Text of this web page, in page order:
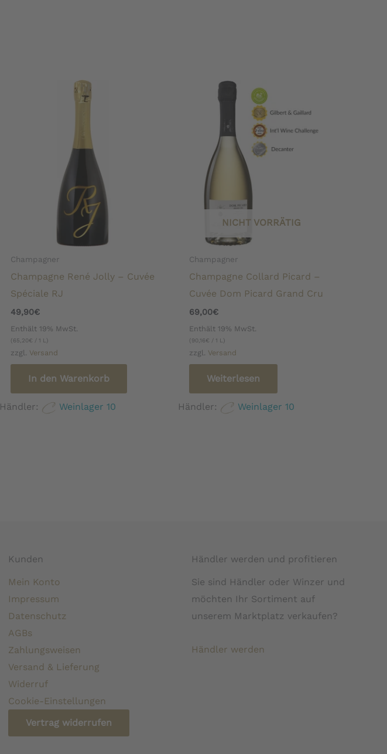
Champagner
Champagne René Jolly – Cuvée
Spéciale RJ
49,90€
Enthält 19% MwSt.
(65,20€ / 1 L)
zzgl. Versand
In den Warenkorb
Händler: Weinlager 10
NICHT VORRÄTIG
Champagner
Champagne Collard Picard –
Cuvée Dom Picard Grand Cru
69,00€
Enthält 19% MwSt.
(90,16€ / 1 L)
zzgl. Versand
Weiterlesen
Händler: Weinlager 10
Kunden
Mein Konto
Impressum
Datenschutz
AGBs
Zahlungsweisen
Versand & Lieferung
Widerruf
Cookie-Einstellungen
Vertrag widerrufen
Händler werden und profitieren
Sie sind Händler oder Winzer und
möchten Ihr Sortiment auf
unserem Marktplatz verkaufen?
Händler werden